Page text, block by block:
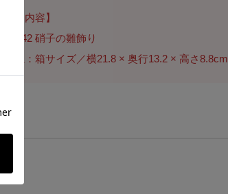
【内容】
P42 硝子の雛飾り
正：箱サイズ／横21.8 × 奥行13.2 × 高さ8.8cm